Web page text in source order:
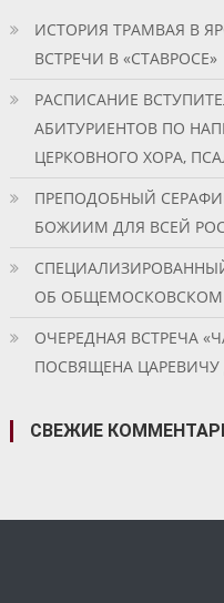
ИСТОРИЯ ТРАМВАЯ В
ВСТРЕЧИ В «СТАВРОСЕ»
РАСПИСАНИЕ
АБИТУРИЕНТОВ ПО
ЦЕРКОВНОГО ХОРА,
ПРЕПОДОБНЫЙ
БОЖИИМ ДЛЯ ВСЕЙ
ОБ ОБЩЕМОСКОВСКОМ
ОЧЕРЕДНАЯ ВСТРЕЧА
ПОСВЯЩЕНА
СВЕЖИЕ